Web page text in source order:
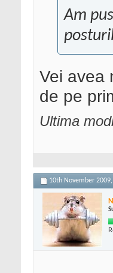
Am
Vei avea
de pe
Ultima
10th November 2009,